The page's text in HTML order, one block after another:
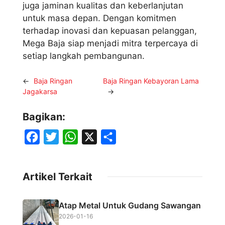
juga jaminan kualitas dan keberlanjutan
untuk masa depan. Dengan komitmen
terhadap inovasi dan kepuasan pelanggan,
Mega Baja siap menjadi mitra terpercaya di
setiap langkah pembangunan.
←
Baja Ringan
Jagakarsa
Baja Ringan Kebayoran Lama
→
Bagikan:
e
b
o
t
e
W
t
A
Artikel Terkait
Atap Metal Untuk Gudang Sawangan
2026-01-16